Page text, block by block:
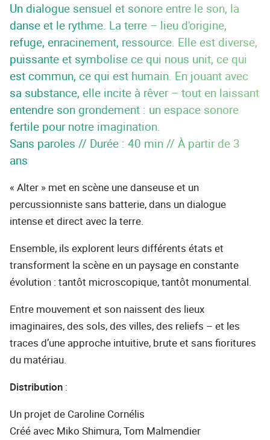
Un dialogue sensuel et sonore entre le son, la
danse et le rythme. La terre – lieu d'origine,
refuge, enracinement, ressource. Elle est diverse,
puissante et symbolise ce qui nous unit, ce qui
est commun, ce qui est humain. En jouant avec
sa substance, elle incite à rêver – tout en laissant
entendre son grondement : un espace sonore
fertile pour notre imagination.
Sans paroles // Durée : 40 min // À partir de 3
ans
« Alter » met en scène une danseuse et un
percussionniste sans batterie, dans un dialogue
intense et direct avec la terre.
Ensemble, ils explorent leurs différents états et
transforment la scène en un paysage en constante
évolution : tantôt microscopique, tantôt monumental.
Entre mouvement et son naissent des lieux
imaginaires, des sols, des villes, des reliefs – et les
traces d’une approche intuitive, brute et sans fioritures
du matériau.
Distribution :
Un projet de Caroline Cornélis
Créé avec Miko Shimura, Tom Malmendier